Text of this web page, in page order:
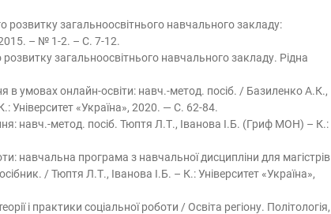
загальноосвітнього навчального закладу:
2015. – № 1-2. – С. 7-12.
загальноосвітнього навчального закладу. Рідна
в умовах онлайн-освіти: навч.-метод. посіб. / Базиленко А.К.,
«Україна», 2020. — С. 62-84.
навч.-метод. посіб. Тюптя Л.Т., Іванова І.Б. (Гриф МОН) – К.:
навчальна програма з навчальної дисципліни для магістрів
/ Тюптя Л.Т., Іванова І.Б. – К.: Університет «Україна»,
і практики соціальної роботи / Освіта регіону. Політологія,